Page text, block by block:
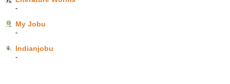
-
My Jobu
-
Indianjobu
-